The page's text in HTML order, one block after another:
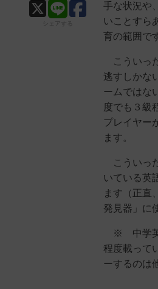
手な状況や
いことすら
育の範囲で
こういっ
逃すしかな
ームではな
度でも３級
プレイヤー
ます。
こういっ
いている英
ます（正直
発見器」に
※ 中学英
程度載って
ーするのは
シェアする